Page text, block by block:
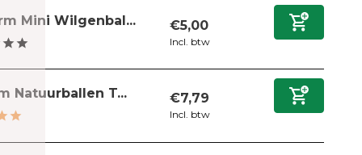
Mini Wilgenbal... €5,00
Incl. btw
Natuurballen T... €7,79
Incl. btw